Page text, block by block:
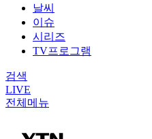
날씨
이슈
시리즈
TV프로그램
검색
LIVE
전체메뉴